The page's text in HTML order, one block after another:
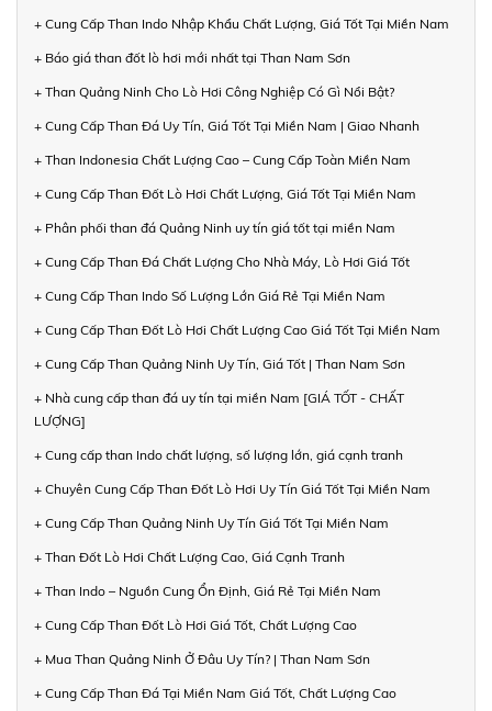
+ Cung Cấp Than Indo Nhập Khẩu Chất Lượng, Giá Tốt Tại Miền Nam
+ Báo giá than đốt lò hơi mới nhất tại Than Nam Sơn
+ Than Quảng Ninh Cho Lò Hơi Công Nghiệp Có Gì Nổi Bật?
+ Cung Cấp Than Đá Uy Tín, Giá Tốt Tại Miền Nam | Giao Nhanh
+ Than Indonesia Chất Lượng Cao – Cung Cấp Toàn Miền Nam
+ Cung Cấp Than Đốt Lò Hơi Chất Lượng, Giá Tốt Tại Miền Nam
+ Phân phối than đá Quảng Ninh uy tín giá tốt tại miền Nam
+ Cung Cấp Than Đá Chất Lượng Cho Nhà Máy, Lò Hơi Giá Tốt
+ Cung Cấp Than Indo Số Lượng Lớn Giá Rẻ Tại Miền Nam
+ Cung Cấp Than Đốt Lò Hơi Chất Lượng Cao Giá Tốt Tại Miền Nam
+ Cung Cấp Than Quảng Ninh Uy Tín, Giá Tốt | Than Nam Sơn
+ Nhà cung cấp than đá uy tín tại miền Nam [GIÁ TỐT - CHẤT
LƯỢNG]
+ Cung cấp than Indo chất lượng, số lượng lớn, giá cạnh tranh
+ Chuyên Cung Cấp Than Đốt Lò Hơi Uy Tín Giá Tốt Tại Miền Nam
+ Cung Cấp Than Quảng Ninh Uy Tín Giá Tốt Tại Miền Nam
+ Than Đốt Lò Hơi Chất Lượng Cao, Giá Cạnh Tranh
+ Than Indo – Nguồn Cung Ổn Định, Giá Rẻ Tại Miền Nam
+ Cung Cấp Than Đốt Lò Hơi Giá Tốt, Chất Lượng Cao
+ Mua Than Quảng Ninh Ở Đâu Uy Tín? | Than Nam Sơn
+ Cung Cấp Than Đá Tại Miền Nam Giá Tốt, Chất Lượng Cao